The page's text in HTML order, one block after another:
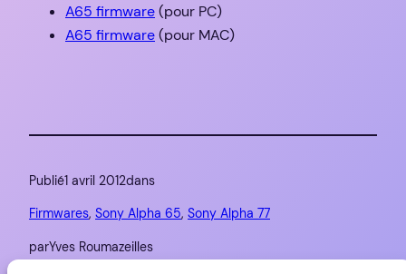
A65 firmware(pour PC)
A65 firmware(pour MAC)
Publié1 avril 2012dans
Firmwares, Sony Alpha 65, Sony Alpha 77
parYves Roumazeilles